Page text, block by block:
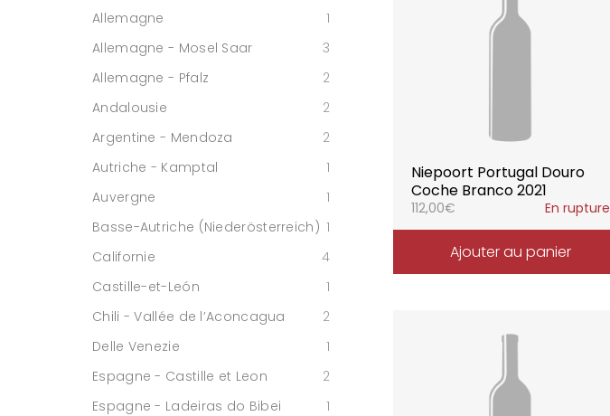
Niepoort Portugal Douro
Coche Branco 2021
112,00€ En rupture
Ajouter au panier
Allemagne
1
Allemagne - Mosel Saar
3
Allemagne - Pfalz
2
Andalousie
2
Argentine - Mendoza
2
Autriche - Kamptal
1
Auvergne
1
Basse-Autriche (Niederösterreich) 1
Californie
4
Castille-et-León
1
Chili - Vallée de l’Aconcagua
2
Delle Venezie
1
Espagne - Castille et Leon
2
Espagne - Ladeiras do Bibei
1